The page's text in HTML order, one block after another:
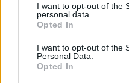
I want to opt-out of the
personal data.
Opted In
I want to opt-out of the
Personal Data.
Opted In